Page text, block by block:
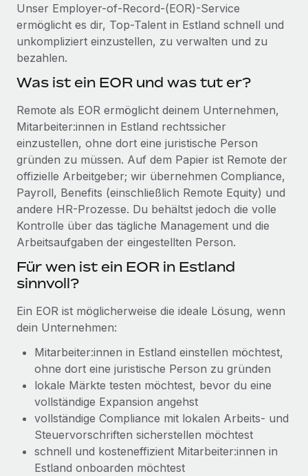
DIENSTLEISTUNGEN
Frag unsere Expert:innen
Hilfe von Expert:innen für globale HR & Compliance
Background-Checks
Compliance Watchtower
Lückenlose Compliance
Geräteverwaltung
Globale Bereitstellung und Verfolgung von IT-
Geräten
Gründung von Niederlassungen
Niederlassungen
Mühelose Relocation von Mitarbeiter:innen
Benefits
Mühelose Verwaltung von Benefits
Remote Build
Beratung zu Integrationen und KI-Automatisierung
FALLSTUDIEN
So hat der KI-Vorreiter Weaviate sein Team mit
Remote um 120 % vergrößert
Weaviate auf einen Blick Weaviate entwickelt KI-basierte
Open-Source-Infrastrukturen. Das...
Mehr erfahren
Strategische Partnerschaft zwischen
Management und Payroll
Reverse Tech auf einen Blick Das Gesundheits- und
Wellness-Startup Reverse Tech hat das globale...
Mehr erfahren
Informationen zu Gehältern und Qualifikationen
Insights Center
BLOG
Globale Payroll
EOR und PEO
Contractor Management
Den Blog erkunden
BLOG
Neues zu Remote-Produkten: Integration mit
Gusto und Zero und Contractor Management
Plus
Auch im neuen Jahr wollen wir bei Remote Unternehmen
aller Größen dabei unterstützen, die beste...
Mehr erfahren
Unser Employer-of-Record-(EOR)-Service
ermöglicht es dir, Top-Talent in Estland schnell und
unkompliziert einzustellen, zu verwalten und zu
bezahlen.
Was ist ein EOR und was tut er?
Remote als EOR ermöglicht deinem Unternehmen,
Mitarbeiter:innen in Estland rechtssicher
einzustellen, ohne dort eine juristische Person
gründen zu müssen. Auf dem Papier ist Remote der
offizielle Arbeitgeber; wir übernehmen Compliance,
Payroll, Benefits (einschließlich Remote Equity) und
andere HR-Prozesse. Du behältst jedoch die volle
Kontrolle über das tägliche Management und die
Arbeitsaufgaben der eingestellten Person.
Für wen ist ein EOR in Estland
sinnvoll?
Ein EOR ist möglicherweise die ideale Lösung, wenn
dein Unternehmen:
Mitarbeiter:innen in Estland einstellen möchtest,
ohne dort eine juristische Person zu gründen
lokale Märkte testen möchtest, bevor du eine
vollständige Expansion angehst
vollständige Compliance mit lokalen Arbeits- und
Steuervorschriften sicherstellen möchtest
schnell und kosteneffizient Mitarbeiter:innen in
Estland onboarden möchtest